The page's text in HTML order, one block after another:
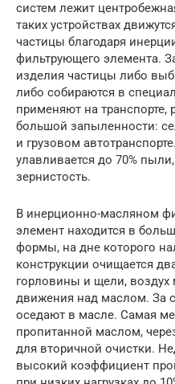
систем лежит
таких устройствах
частицы благодаря
фильтрующего элемента.
изделия частицы либо
либо собираются в
применяют на
большой запыленности:
и грузовом
улавливается до 70%
зернистость.
В инерционно-масляном
элемент находится в
формы, на дне которого
конструкции очищается
горловины и щели, воздух
движения над маслом. За
оседают в масле. Самая
пропитанной маслом,
для вторичной очистки.
высокий коэффициент